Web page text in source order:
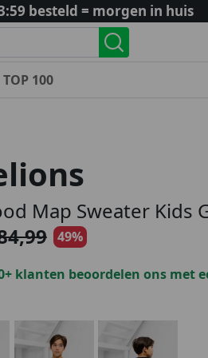
besteld = morgen in huis
België
Engeland
Italië
Kroatië
TOP 100
Map Sweater Kids
49%
klanten beoordelen ons met